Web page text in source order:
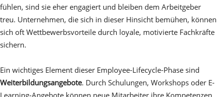
fühlen, sind sie eher engagiert und bleiben dem Arbeitgeber
treu. Unternehmen, die sich in dieser Hinsicht bemühen, können
sich oft Wettbewerbsvorteile durch loyale, motivierte Fachkräfte
sichern.
Ein wichtiges Element dieser Employee-Lifecycle-Phase sind
Weiterbildungsangebote. Durch Schulungen, Workshops oder E-